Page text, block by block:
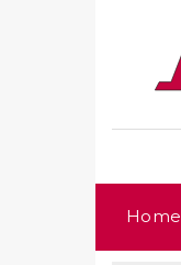
Home